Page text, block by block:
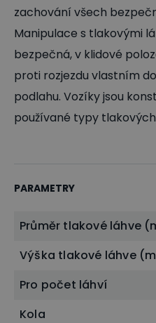
zachování všech
Manipulace s tlakovými
bezpečná, v klidové
proti rozjezdu vlastním
podlahu. Vozíky jsou
používané typy
PARAMETRY
Průměr tlakové láhve
Výška tlakové láhve
Pro počet láhví
Kola